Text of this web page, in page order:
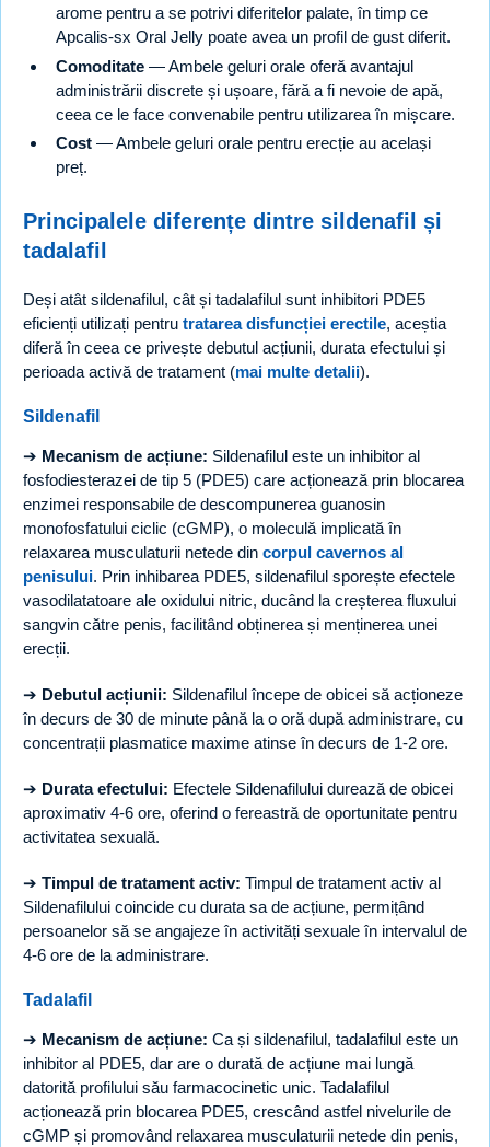
arome pentru a se potrivi diferitelor palate, în timp ce
Apcalis-sx Oral Jelly poate avea un profil de gust diferit.
Comoditate — Ambele geluri orale oferă avantajul
administrării discrete și ușoare, fără a fi nevoie de apă,
ceea ce le face convenabile pentru utilizarea în mișcare.
Cost — Ambele geluri orale pentru erecție au același
preț.
Principalele diferențe dintre sildenafil și
tadalafil
Deși atât sildenafilul, cât și tadalafilul sunt inhibitori PDE5
eficienți utilizați pentru tratarea disfuncției erectile, aceștia
diferă în ceea ce privește debutul acțiunii, durata efectului și
perioada activă de tratament (mai multe detalii).
Sildenafil
➔ Mecanism de acțiune: Sildenafilul este un inhibitor al
fosfodiesterazei de tip 5 (PDE5) care acționează prin blocarea
enzimei responsabile de descompunerea guanosin
monofosfatului ciclic (cGMP), o moleculă implicată în
relaxarea musculaturii netede din corpul cavernos al
penisului. Prin inhibarea PDE5, sildenafilul sporește efectele
vasodilatatoare ale oxidului nitric, ducând la creșterea fluxului
sangvin către penis, facilitând obținerea și menținerea unei
erecții.
➔ Debutul acțiunii: Sildenafilul începe de obicei să acționeze
în decurs de 30 de minute până la o oră după administrare, cu
concentrații plasmatice maxime atinse în decurs de 1-2 ore.
➔ Durata efectului: Efectele Sildenafilului durează de obicei
aproximativ 4-6 ore, oferind o fereastră de oportunitate pentru
activitatea sexuală.
➔ Timpul de tratament activ: Timpul de tratament activ al
Sildenafilului coincide cu durata sa de acțiune, permițând
persoanelor să se angajeze în activități sexuale în intervalul de
4-6 ore de la administrare.
Tadalafil
➔ Mecanism de acțiune: Ca și sildenafilul, tadalafilul este un
inhibitor al PDE5, dar are o durată de acțiune mai lungă
datorită profilului său farmacocinetic unic. Tadalafilul
acționează prin blocarea PDE5, crescând astfel nivelurile de
cGMP și promovând relaxarea musculaturii netede din penis,